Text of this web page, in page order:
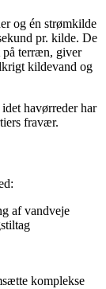
og én strømkilde
pr. kilde. De
terræn, giver
kildevand og
havørreder har
fravær.
af vandveje
komplekse